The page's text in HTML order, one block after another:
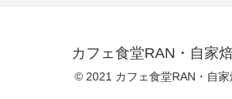
カフェ食堂RAN・自家
© 2021 カフェ食堂RAN・自家